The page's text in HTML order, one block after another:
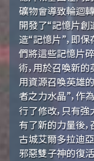
礦物會導致輪迴
開發了“記憶片創
造“記憶片”，即
們將這些記憶片
術，用於召喚新的
用資源召喚英雄
者之力水晶”，作
行了修改，只有
有了新的力量後
古城艾爾多拉迪
邪惡雙子神的復